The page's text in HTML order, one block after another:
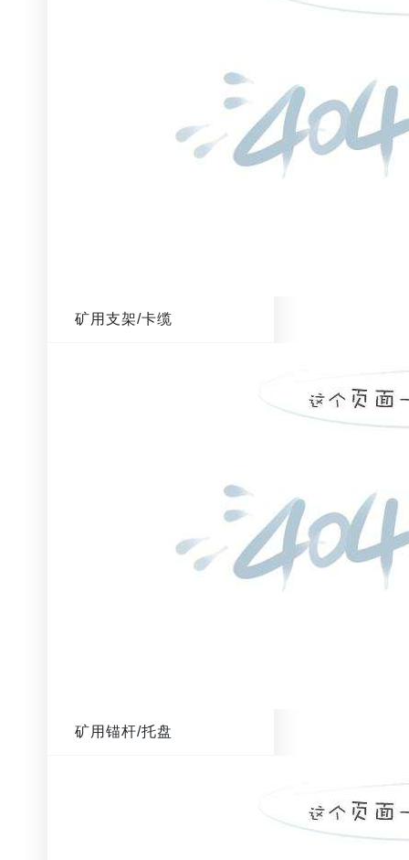
矿用支架/卡缆
矿用锚杆/托盘